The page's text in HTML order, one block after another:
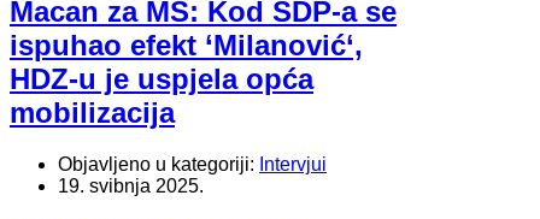
Macan za MS: Kod SDP-a se
ispuhao efekt ‘Milanović‘,
HDZ-u je uspjela opća
mobilizacija
Objavljeno u kategoriji: Intervjui
19. svibnja 2025.